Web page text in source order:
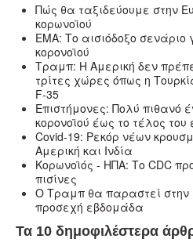
Πώς θα ταξιδεύουμε στην
κορωνοϊού
ΕΜΑ: Το αισιόδοξο σενάριο
κορονοϊού
Τραμπ: Η Αμερική δεν
τρίτες χώρες όπως η
F-35
Επιστήμονες: Πολύ πιθανό
κορονοϊού έως το τέλος του
Covid-19: Ρεκόρ νέων
Αμερική και Ινδία
Κορωνοϊός - ΗΠΑ: Το CDC
πισίνες
Ο Τραμπ θα παραστεί στην
προσεχή εβδομάδα
Τα 10 δημοφιλέστερα